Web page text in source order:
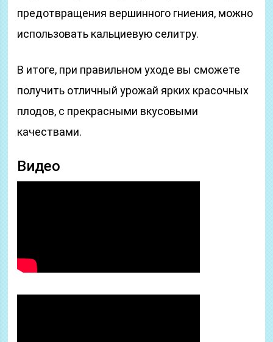
предотвращения вершинного гниения, можно
использовать кальциевую селитру.
В итоге, при правильном уходе вы сможете
получить отличный урожай ярких красочных
плодов, с прекрасными вкусовыми
качествами.
Видео